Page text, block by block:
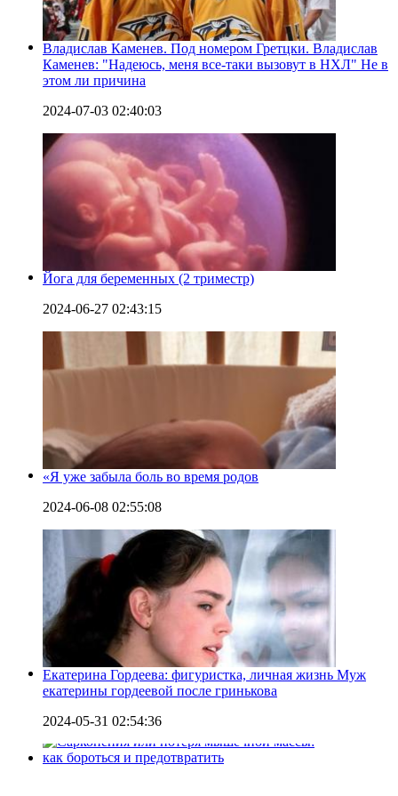
Владислав Каменев. Под номером Гретцки. Владислав
Каменев: "Надеюсь, меня все-таки вызовут в НХЛ" Не в
этом ли причина
2024-07-03 02:40:03
Йога для беременных (2 триместр)
2024-06-27 02:43:15
«Я уже забыла боль во время родов
2024-06-08 02:55:08
Екатерина Гордеева: фигуристка, личная жизнь Муж
екатерины гордеевой после гринькова
2024-05-31 02:54:36